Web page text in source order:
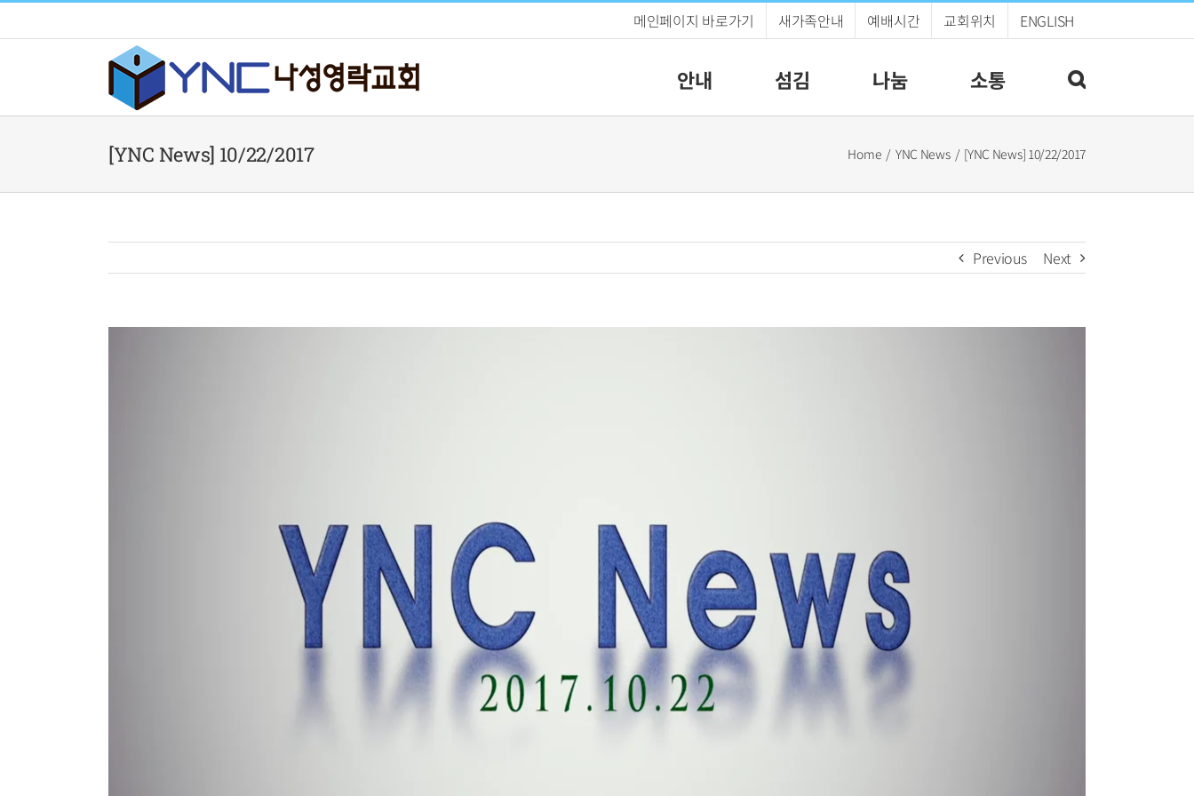
to
메인페이지 바로가기 새가족안내 예배시간 교회위치 ENGLISH
안내 섬김 나눔 소통
[YNC News] 10/22/2017 Home YNC News [YNC News] 10/22/2017
Previous Next